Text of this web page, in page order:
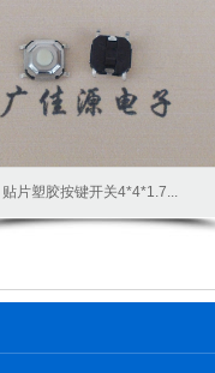
贴片塑胶按键开关4*4*1.7...